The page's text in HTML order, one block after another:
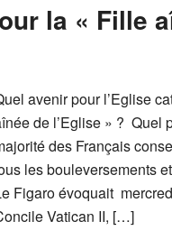
la « Fille
avenir pour l’Eglise
de l’Eglise » ? Quel
des Français
les bouleversements
Figaro évoquait
Vatican II, […]